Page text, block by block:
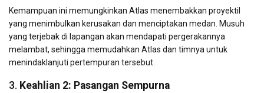
Kemampuan ini memungkinkan Atlas menembakkan proyektil
yang menimbulkan kerusakan dan menciptakan medan. Musuh
yang terjebak di lapangan akan mendapati pergerakannya
melambat, sehingga memudahkan Atlas dan timnya untuk
menindaklanjuti pertempuran tersebut.
3. Keahlian 2: Pasangan Sempurna